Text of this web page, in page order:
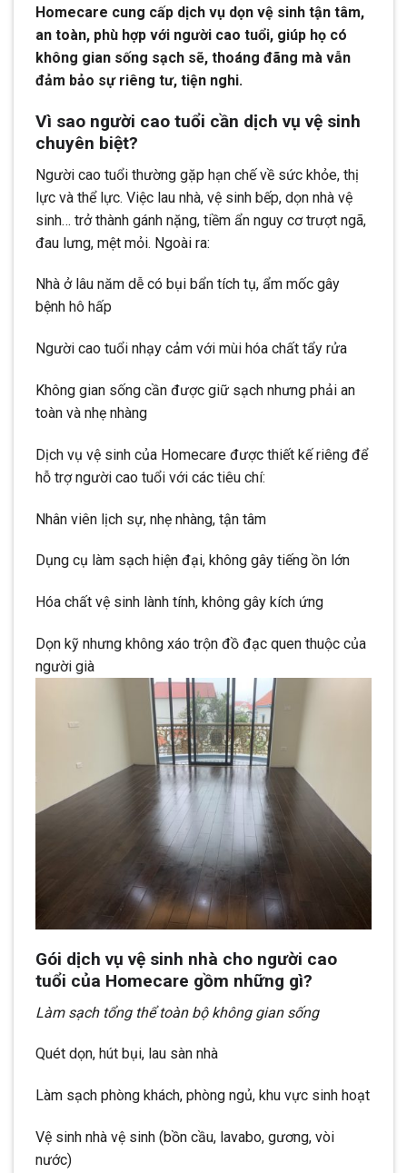
Homecare cung cấp dịch vụ dọn vệ sinh tận tâm,
an toàn, phù hợp với người cao tuổi, giúp họ có
không gian sống sạch sẽ, thoáng đãng mà vẫn
đảm bảo sự riêng tư, tiện nghi.
Vì sao người cao tuổi cần dịch vụ vệ sinh
chuyên biệt?
Người cao tuổi thường gặp hạn chế về sức khỏe, thị
lực và thể lực. Việc lau nhà, vệ sinh bếp, dọn nhà vệ
sinh… trở thành gánh nặng, tiềm ẩn nguy cơ trượt ngã,
đau lưng, mệt mỏi. Ngoài ra:
Nhà ở lâu năm dễ có bụi bẩn tích tụ, ẩm mốc gây
bệnh hô hấp
Người cao tuổi nhạy cảm với mùi hóa chất tẩy rửa
Không gian sống cần được giữ sạch nhưng phải an
toàn và nhẹ nhàng
Dịch vụ vệ sinh của Homecare được thiết kế riêng để
hỗ trợ người cao tuổi với các tiêu chí:
Nhân viên lịch sự, nhẹ nhàng, tận tâm
Dụng cụ làm sạch hiện đại, không gây tiếng ồn lớn
Hóa chất vệ sinh lành tính, không gây kích ứng
Dọn kỹ nhưng không xáo trộn đồ đạc quen thuộc của
người già
Gói dịch vụ vệ sinh nhà cho người cao
tuổi của Homecare gồm những gì?
Làm sạch tổng thể toàn bộ không gian sống
Quét dọn, hút bụi, lau sàn nhà
Làm sạch phòng khách, phòng ngủ, khu vực sinh hoạt
Vệ sinh nhà vệ sinh (bồn cầu, lavabo, gương, vòi
nước)